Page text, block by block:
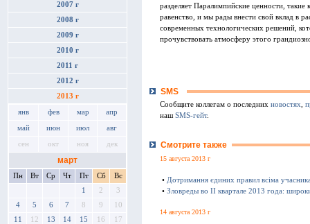
2007 г
2008 г
2009 г
2010 г
2011 г
2012 г
2013 г
янв фев мар апр
май июн июл авг
сен окт ноя дек
март
Пн Вт Ср Чт Пт Сб
Вс
1
2
3
4
5 6 7 8 9
10
11
12 13 14 15 16
17
разделяет Паралимпийские ценности,
равенство, и мы рады внести свой вклад в
современных технологических решений,
прочувствовать атмосферу этого
SMS
Сообщите коллегам о последних новостях
наш SMS-гейт.
Смотрите также
15 августа 2013 г
• Дотримання єдиних правил всіма
• Зловреды во II квартале 2013 года:
14 августа 2013 г